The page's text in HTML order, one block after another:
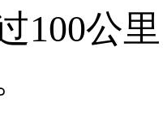
100公